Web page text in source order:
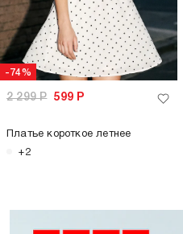
-74%
2 299Р 599 Р
Платье короткое летнее
+2